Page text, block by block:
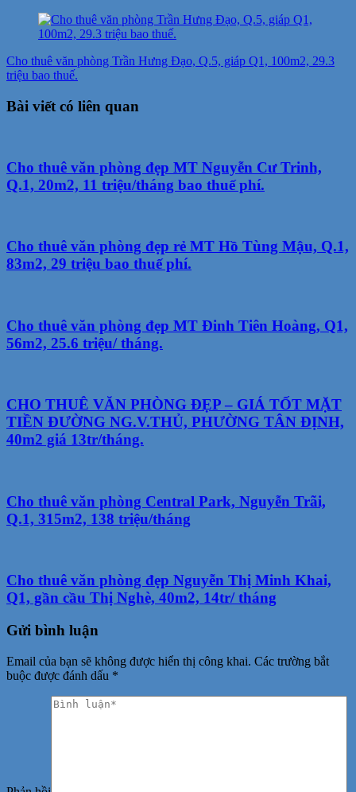
Cho thuê văn phòng Trần Hưng Đạo, Q.5, giáp Q1, 100m2, 29.3
triệu bao thuế.
Bài viết có liên quan
Cho thuê văn phòng đẹp MT Nguyễn Cư Trinh,
Q.1, 20m2, 11 triệu/tháng bao thuế phí.
Cho thuê văn phòng đẹp rẻ MT Hồ Tùng Mậu, Q.1,
83m2, 29 triệu bao thuế phí.
Cho thuê văn phòng đẹp MT Đinh Tiên Hoàng, Q1,
56m2, 25.6 triệu/ tháng.
CHO THUÊ VĂN PHÒNG ĐẸP – GIÁ TỐT MẶT
TIỀN ĐƯỜNG NG.V.THỦ, PHƯỜNG TÂN ĐỊNH,
40m2 giá 13tr/tháng.
Cho thuê văn phòng Central Park, Nguyễn Trãi,
Q.1, 315m2, 138 triệu/tháng
Cho thuê văn phòng đẹp Nguyễn Thị Minh Khai,
Q1, gần cầu Thị Nghè, 40m2, 14tr/ tháng
Gửi bình luận
Email của bạn sẽ không được hiển thị công khai. Các trường bắt
buộc được đánh dấu *